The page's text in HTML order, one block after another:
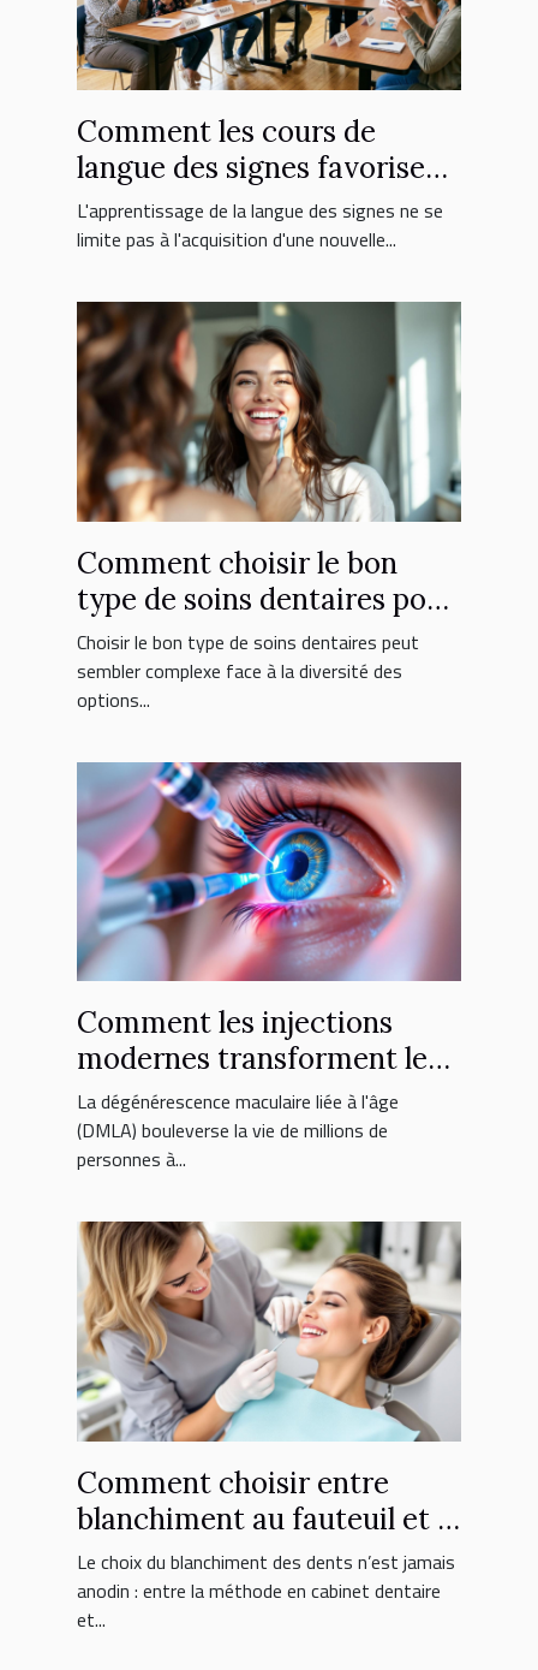
Comment les cours de
langue des signes favorisent
l'inclusion sociale ?
L'apprentissage de la langue des signes ne se
limite pas à l'acquisition d'une nouvelle...
Comment choisir le bon
type de soins dentaires pour
vous ?
Choisir le bon type de soins dentaires peut
sembler complexe face à la diversité des
options...
Comment les injections
modernes transforment le
traitement de la DMLA ?
La dégénérescence maculaire liée à l'âge
(DMLA) bouleverse la vie de millions de
personnes à...
Comment choisir entre
blanchiment au fauteuil et à
domicile ?
Le choix du blanchiment des dents n’est jamais
anodin : entre la méthode en cabinet dentaire
et...